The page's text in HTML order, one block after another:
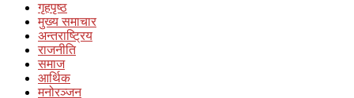
गृहपृष्ठ
मुख्य समाचार
अन्तराष्ट्रिय
राजनीति
समाज
आर्थिक
मनोरञ्जन